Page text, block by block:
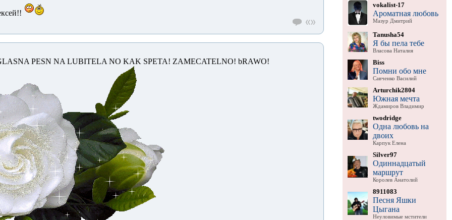
PESN NA LUBITELA NO KAK SPETA! ZAMECATELNO! bRAWO!
vokalist-17
Ароматная любовь
Мазур Дмитрий
Tanusha54
Я бы пела тебе
Власова Наталия
Biss
Помни обо мне
Савченко Василий
Arturchik2804
Южная мечта
Ждамиров Владимир
twodridge
Одна любовь на
двоих
Карпук Елена
Silver97
Одиннадцатый
маршрут
Королев Анатолий
8911083
Песня Яшки
Цыгана
Неуловимые мстители